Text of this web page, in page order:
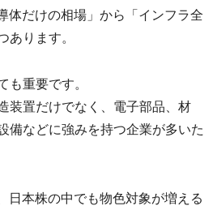
体だけの相場」から「インフラ全
あります。
も重要です。
装置だけでなく、電子部品、材
備などに強みを持つ企業が多いた
日本株の中でも物色対象が増える